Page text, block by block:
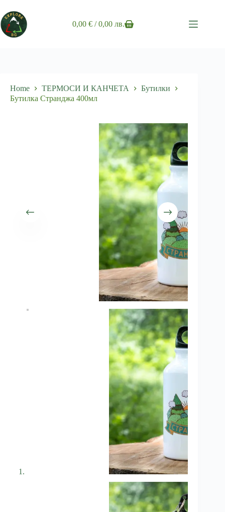
to
content
Shopping
0,00€ / 0,00 лв.
Home ТЕРМОСИ И КАНЧЕТА
Бутилки
Бутилка Странджа 400мл